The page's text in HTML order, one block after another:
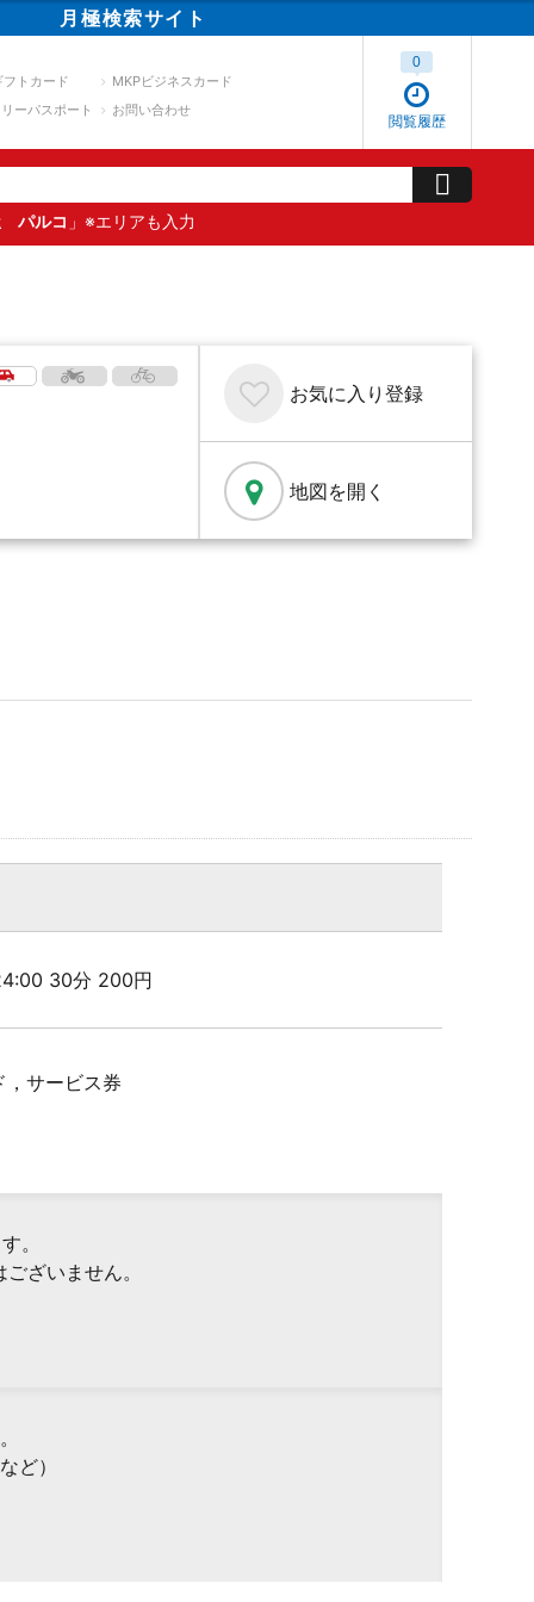
月極検索サイト
フトカード
MKPビジネスカード
ーパスポート
お問い合わせ
閲覧履歴
0
パルコ 」※エリアも入力
お気に入り 登録
地図を開く
30分 200円
サービス券
。
ざいません。
ど）